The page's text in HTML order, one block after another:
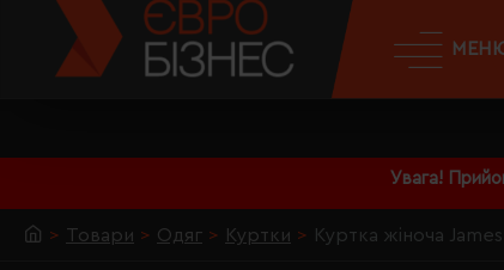
Увага!
Товари Одяг Куртки Куртка жіноча